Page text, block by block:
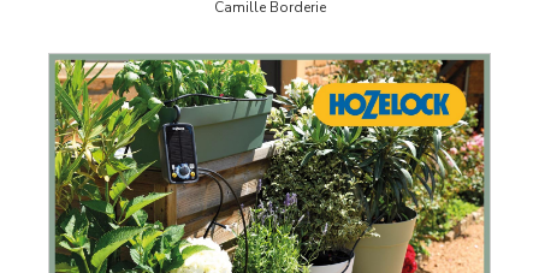
Camille Borderie